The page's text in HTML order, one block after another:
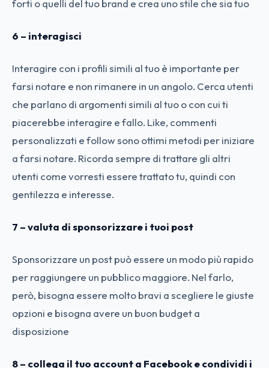
forti o quelli del tuo brand e crea uno stile che sia tuo
6 – interagisci
Interagire con i profili simili al tuo è importante per
farsi notare e non rimanere in un angolo. Cerca utenti
che parlano di argomenti simili al tuo o con cui ti
piacerebbe interagire e fallo. Like, commenti
personalizzati e follow sono ottimi metodi per iniziare
a farsi notare. Ricorda sempre di trattare gli altri
utenti come vorresti essere trattato tu, quindi con
gentilezza e interesse.
7 – valuta di sponsorizzare i tuoi post
Sponsorizzare un post può essere un modo più rapido
per raggiungere un pubblico maggiore. Nel farlo,
però, bisogna essere molto bravi a scegliere le giuste
opzioni e bisogna avere un buon budget a
disposizione
8 – collega il tuo account a Facebook e condividi i